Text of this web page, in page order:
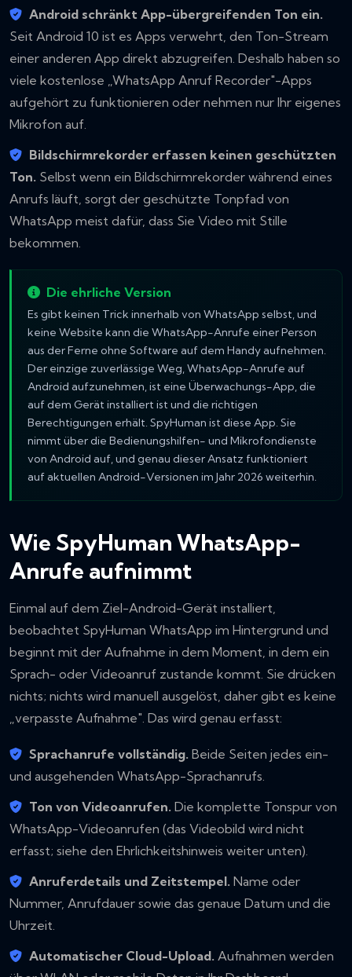
Android schränkt App-übergreifenden Ton ein.
Seit Android 10 ist es Apps verwehrt, den Ton-Stream
einer anderen App direkt abzugreifen. Deshalb haben so
viele kostenlose „WhatsApp Anruf Recorder"-Apps
aufgehört zu funktionieren oder nehmen nur Ihr eigenes
Mikrofon auf.
Bildschirmrekorder erfassen keinen geschützten
Ton. Selbst wenn ein Bildschirmrekorder während eines
Anrufs läuft, sorgt der geschützte Tonpfad von
WhatsApp meist dafür, dass Sie Video mit Stille
bekommen.
Die ehrliche Version
Es gibt keinen Trick innerhalb von WhatsApp selbst, und
keine Website kann die WhatsApp-Anrufe einer Person
aus der Ferne ohne Software auf dem Handy aufnehmen.
Der einzige zuverlässige Weg, WhatsApp-Anrufe auf
Android aufzunehmen, ist eine Überwachungs-App, die
auf dem Gerät installiert ist und die richtigen
Berechtigungen erhält. SpyHuman ist diese App. Sie
nimmt über die Bedienungshilfen- und Mikrofondienste
von Android auf, und genau dieser Ansatz funktioniert
auf aktuellen Android-Versionen im Jahr 2026 weiterhin.
Wie SpyHuman WhatsApp-
Anrufe aufnimmt
Einmal auf dem Ziel-Android-Gerät installiert,
beobachtet SpyHuman WhatsApp im Hintergrund und
beginnt mit der Aufnahme in dem Moment, in dem ein
Sprach- oder Videoanruf zustande kommt. Sie drücken
nichts; nichts wird manuell ausgelöst, daher gibt es keine
„verpasste Aufnahme". Das wird genau erfasst:
Sprachanrufe vollständig. Beide Seiten jedes ein-
und ausgehenden WhatsApp-Sprachanrufs.
Ton von Videoanrufen. Die komplette Tonspur von
WhatsApp-Videoanrufen (das Videobild wird nicht
erfasst; siehe den Ehrlichkeitshinweis weiter unten).
Anruferdetails und Zeitstempel. Name oder
Nummer, Anrufdauer sowie das genaue Datum und die
Uhrzeit.
Automatischer Cloud-Upload. Aufnahmen werden